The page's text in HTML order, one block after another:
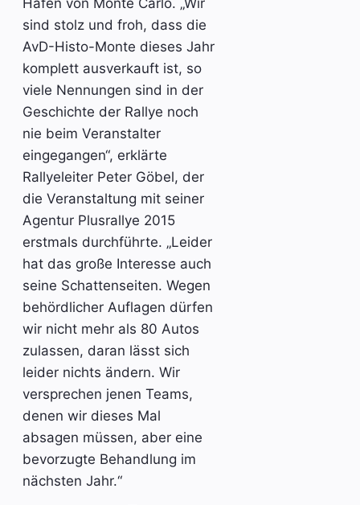
Hafen von Monte Carlo. „Wir
sind stolz und froh, dass die
AvD-Histo-Monte dieses Jahr
komplett ausverkauft ist, so
viele Nennungen sind in der
Geschichte der Rallye noch
nie beim Veranstalter
eingegangen“, erklärte
Rallyeleiter Peter Göbel, der
die Veranstaltung mit seiner
Agentur Plusrallye 2015
erstmals durchführte. „Leider
hat das große Interesse auch
seine Schattenseiten. Wegen
behördlicher Auflagen dürfen
wir nicht mehr als 80 Autos
zulassen, daran lässt sich
leider nichts ändern. Wir
versprechen jenen Teams,
denen wir dieses Mal
absagen müssen, aber eine
bevorzugte Behandlung im
nächsten Jahr.“